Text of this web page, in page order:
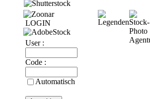
LOGIN
User :
Code :
Automatisch